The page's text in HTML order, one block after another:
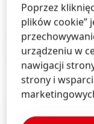
Informacje
Poprzez
plików cookie”
urządzeniu w
nawigacji
strony i